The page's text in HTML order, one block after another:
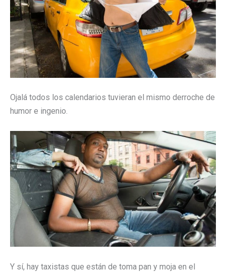
Ojalá todos los calendarios tuvieran el mismo derroche de
humor e ingenio.
Y sí, hay taxistas que están de toma pan y moja en el